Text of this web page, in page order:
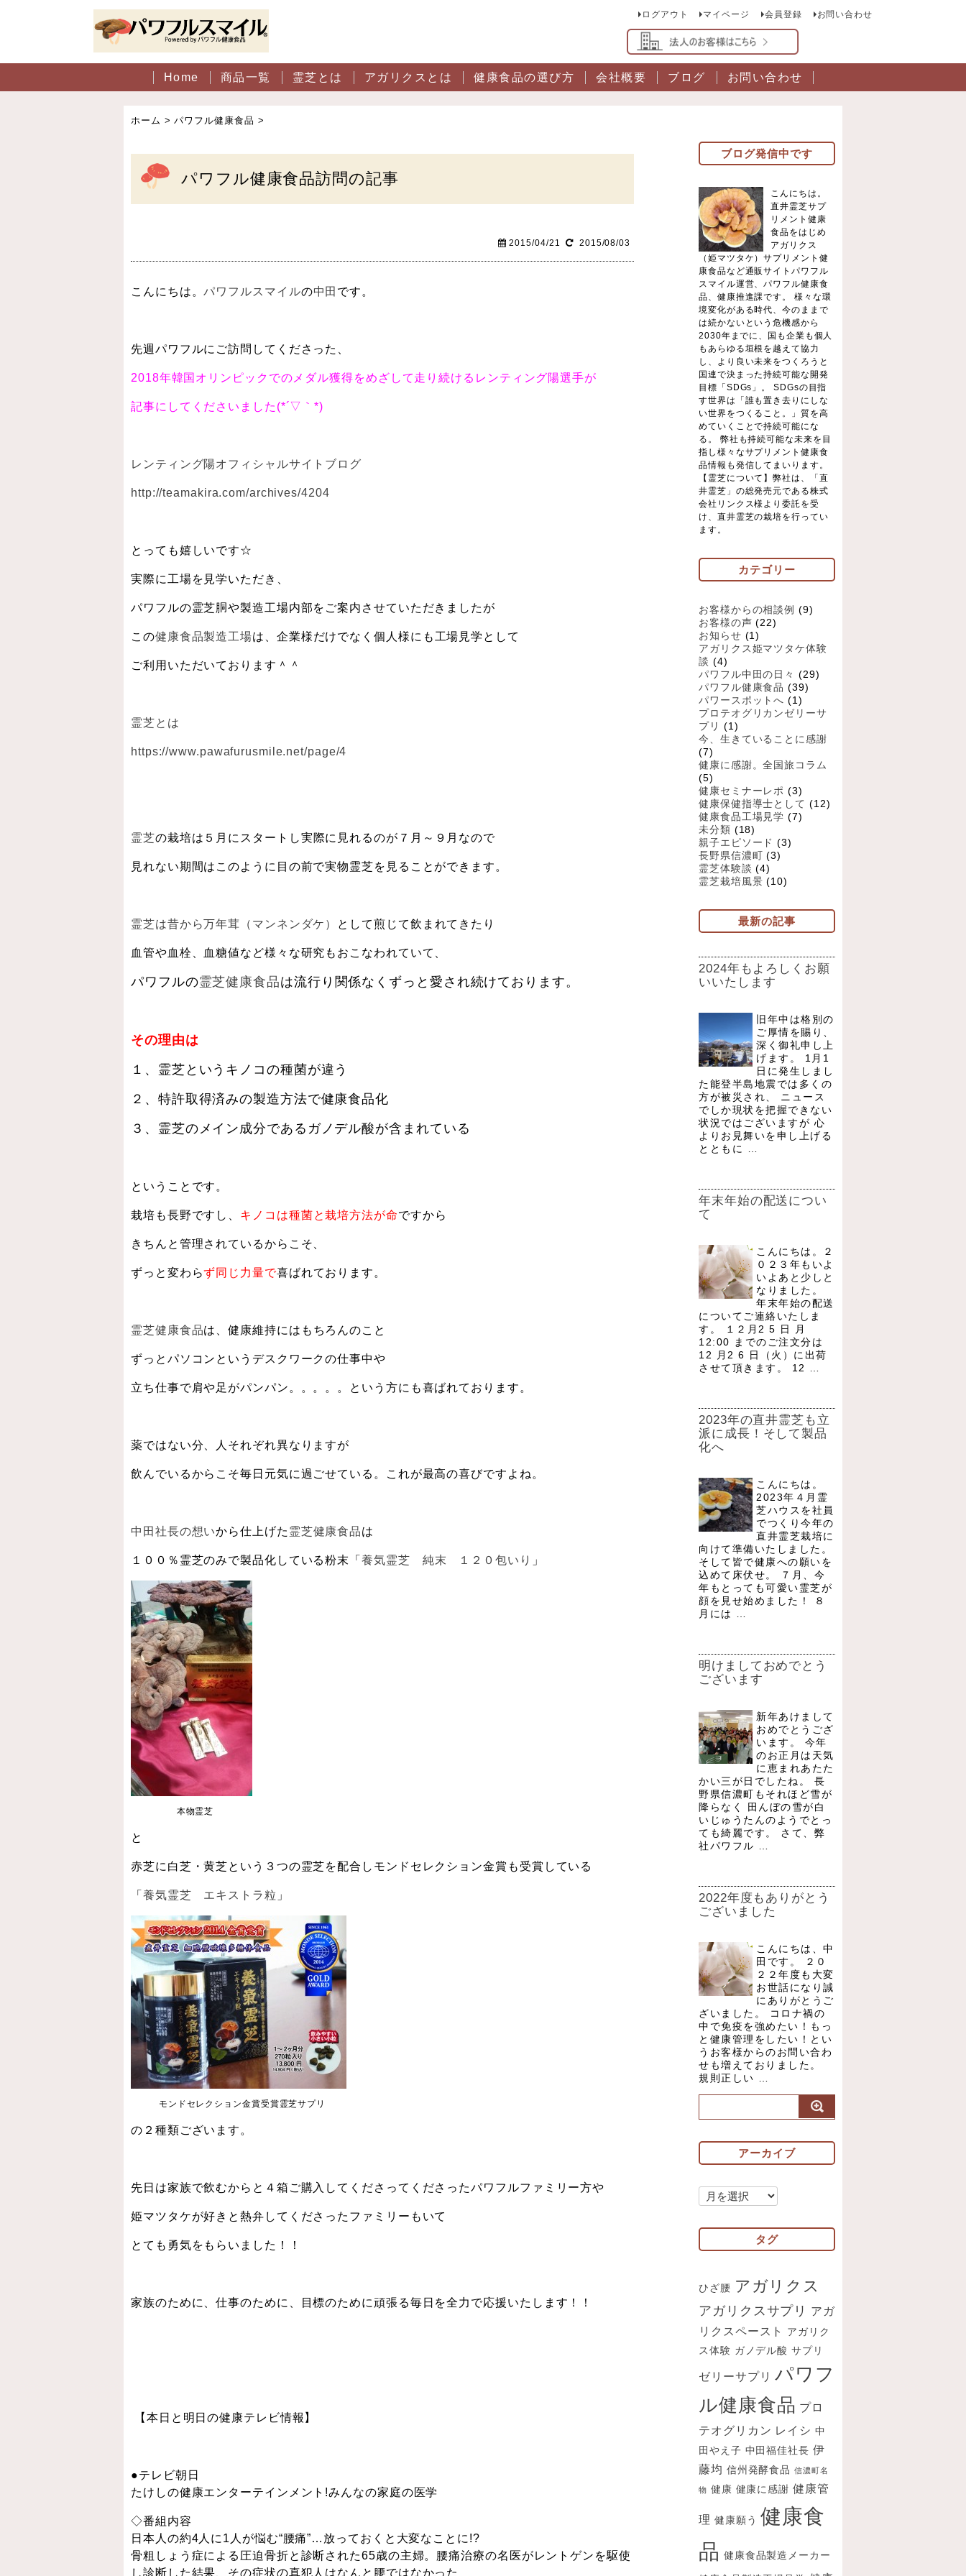
ログアウト マイページ 会員登録 お問い合わせ
Home 商品一覧 霊芝とは アガリクスとは 健康食品の選び方 会社概要 ブログ お問い合わせ
ホーム >パワフル健康食品 >
パワフル健康食品訪問の記事
2015/04/21 2015/08/03
こんにちは。パワフルスマイルの中田 です。
先週パワフルにご訪問してくださった、
2018年韓国オリンピックでのメダル獲得をめざして走り続けるレンティング陽選手が
記事にしてくださいました(*´▽｀*)
レンティング陽オフィシャルサイトブログ
http://teamakira.com/archives/4204
とっても嬉しいです☆
実際に工場を見学いただき、
パワフルの霊芝胴や製造工場内部をご案内させていただきましたが
この健康食品製造工場は、企業様だけでなく個人様にも工場見学として
ご利用いただいております＾＾
霊芝とは
https://www.pawafurusmile.net/page/4
霊芝の栽培は５月にスタートし実際に見れるのが７月～９月なので
見れない期間はこのように目の前で実物霊芝を見ることができます。
霊芝は昔から万年茸（マンネンダケ） として煎じて飲まれてきたり
血管や血栓、血糖値など様々な研究もおこなわれていて、
パワフルの霊芝健康食品は流行り関係なくずっと愛され続けております。
その理由は
１、霊芝というキノコの種菌が違う
２、特許取得済みの製造方法で健康食品化
３、霊芝のメイン成分であるガノデル酸が含まれている
ということです。
栽培も長野ですし、 キノコは種菌と栽培方法が命ですから
きちんと管理されているからこそ、
ずっと変わらず同じ力量で喜ばれております。
霊芝健康食品は、健康維持にはもちろんのこと
ずっとパソコンというデスクワークの仕事中や
立ち仕事で肩や足がパンパン。。。。。という方にも喜ばれております。
薬ではない分、人それぞれ異なりますが
飲んでいるからこそ毎日元気に過ごせている。これが最高の喜びですよね。
中田社長の想いから仕上げた 霊芝健康食品は
１００％霊芝のみで製品化している粉末「養気霊芝 純末 １２０包いり 」
本物霊芝
と
赤芝に白芝・黄芝という３つの霊芝を配合しモンドセレクション金賞も受賞している
「 養気霊芝 エキストラ粒 」
モンドセレクション金賞受賞霊芝サプリ
の２種類ございます。
先日は家族で飲むからと４箱ご購入してくださってくださったパワフルファミリー方や
姫マツタケが好きと熱弁してくださったファミリーもいて
とても勇気をもらいました！！
家族のために、仕事のために、目標のために頑張る毎日を全力で応援いたします！！
【本日と明日の健康テレビ情報】
●テレビ朝日
たけしの健康エンターテインメント!みんなの家庭の医学
◇番組内容
日本人の約4人に1人が悩む“腰痛”…放っておくと大変なことに!?
骨粗しょう症による圧迫骨折と診断された65歳の主婦。腰痛治療の名医がレントゲンを駆使
し診断した結果、その症状の真犯人はなんと腰ではなかった
ブログ発信中です
こんにちは。
直井霊芝サプ
リメント健康
食品をはじめ
アガリクス
（姫マツタケ）サプリメント健
康食品など通販サイトパワフル
スマイル運営、パワフル健康食
品、健康推進課です。 様々な環
境変化がある時代、今のままで
は続かないという危機感から
2030年までに、国も企業も個人
もあらゆる垣根を越えて協力
し、より良い未来をつくろうと
国連で決まった持続可能な開発
目標「SDGs」。 SDGsの目指
す世界は「誰も置き去りにしな
い世界をつくること。」質を高
めていくことで持続可能にな
る。 弊社も持続可能な未来を目
指し様々なサプリメント健康食
品情報も発信してまいります。
【霊芝について】弊社は、「直
井霊芝」の総発売元である株式
会社リンクス様より委託を受
け、直井霊芝の栽培を行ってい
ます。
カテゴリー
お客様からの相談例 (9)
お客様の声 (22)
お知らせ (1)
アガリクス姫マツタケ体験
談 (4)
パワフル中田の日々 (29)
パワフル健康食品 (39)
パワースポットへ (1)
プロテオグリカンゼリーサ
プリ (1)
今、生きていることに感謝
(7)
健康に感謝。全国旅コラム
(5)
健康セミナーレポ (3)
健康保健指導士として (12)
健康食品工場見学 (7)
未分類 (18)
親子エピソード (3)
長野県信濃町 (3)
霊芝体験談 (4)
霊芝栽培風景 (10)
最新の記事
2024年もよろしくお願
いいたします
旧年中は格別の
ご厚情を賜り、
深く御礼申し上
げます。 1月1
日に発生しまし
た能登半島地震では多くの
方が被災され、 ニュース
でしか現状を把握できない
状況ではございますが 心
よりお見舞いを申し上げる
とともに …
年末年始の配送につい
て
こんにちは。２
０２３年もいよ
いよあと少しと
なりました。
年末年始の配送
についてご連絡いたしま
す。 １２月2 5 日 月
12:00 までのご注文分は
12 月2 6 日（火）に出荷
させて頂きます。 12 …
2023年の直井霊芝も立
派に成長！そして製品
化へ
こんにちは。
2023年４月霊
芝ハウスを社員
でつくり今年の
直井霊芝栽培に
向けて準備いたしました。
そして皆で健康への願いを
込めて床伏せ。 ７月、今
年もとっても可愛い霊芝が
顔を見せ始めました！ ８
月には …
明けましておめでとう
ございます
新年あけまして
おめでとうござ
います。 今年
のお正月は天気
に恵まれあたた
かい三が日でしたね。 長
野県信濃町もそれほど雪が
降らなく 田んぼの雪が白
いじゅうたんのようでとっ
ても綺麗です。 さて、弊
社パワフル …
2022年度もありがとう
ございました
こんにちは、中
田です。 ２０
２２年度も大変
お世話になり誠
にありがとうご
ざいました。 コロナ禍の
中で免疫を強めたい！もっ
と健康管理をしたい！とい
うお客様からのお問い合わ
せも増えておりました。
規則正しい …
アーカイブ
ア
カ
イ
タグ
ひざ腰 アガリクス
アガリクスサプリ
アガ
リクスペースト
アガリク
ス体験 ガノデル酸 サプリ
ゼリーサプリ パワフ
ル健康食品 プロ
テオグリカン レイシ 中
田やえ子 中田福佳社長 伊
藤均 信州発酵食品 信濃町名
物 健康 健康に感謝 健康管
理 健康願う 健康食
品 健康食品製造メーカー